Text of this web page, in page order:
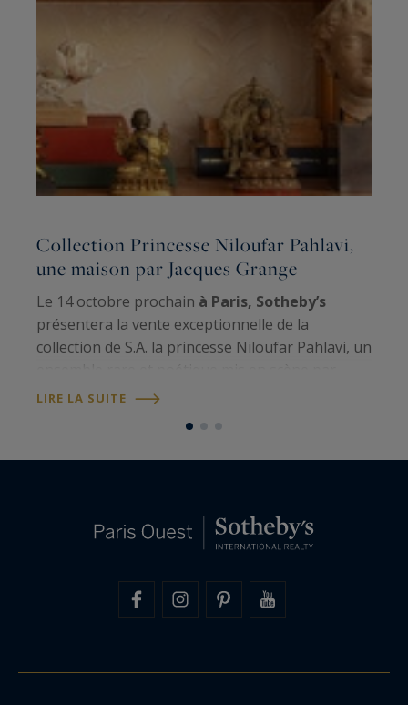
Collection Princesse Niloufar Pahlavi,
une maison par Jacques Grange
Le 14 octobre prochain à Paris, Sotheby’s
présentera la vente exceptionnelle de la
collection de S.A. la princesse Niloufar Pahlavi, un
Jacques Grange, décorateur emblématique et
LIRE LA SUITE